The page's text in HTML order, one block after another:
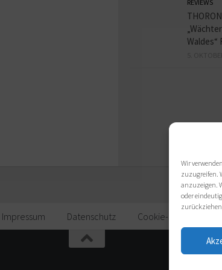
Wir
zuzugreifen.
anzuzeigen.
oder
REVIEWS
Waldes“
Impressum Datenschutz Cookie-Richtlinie (EU)